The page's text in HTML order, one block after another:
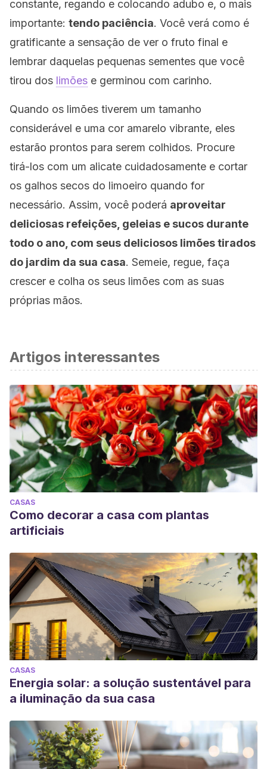
constante, regando e colocando adubo e, o mais
importante: tendo paciência. Você verá como é
gratificante a sensação de ver o fruto final e
lembrar daquelas pequenas sementes que você
tirou dos limões e germinou com carinho.
Quando os limões tiverem um tamanho
considerável e uma cor amarelo vibrante, eles
estarão prontos para serem colhidos. Procure
tirá-los com um alicate cuidadosamente e cortar
os galhos secos do limoeiro quando for
necessário. Assim, você poderá aproveitar
deliciosas refeições, geleias e sucos durante
todo o ano, com seus deliciosos limões tirados
do jardim da sua casa. Semeie, regue, faça
crescer e colha os seus limões com as suas
próprias mãos.
Artigos interessantes
CASAS
Como decorar a casa com plantas
artificiais
CASAS
Energia solar: a solução sustentável para
a iluminação da sua casa